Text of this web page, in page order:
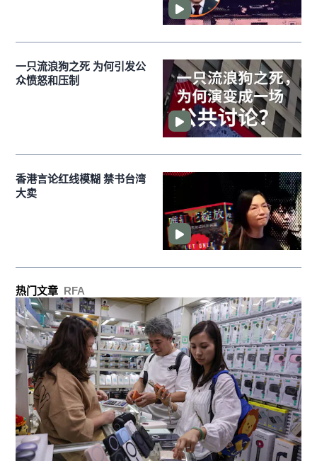
一只流浪狗之死 为何引发公
众愤怒和压制
香港言论红线模糊 禁书台湾
大卖
热门文章 RFA